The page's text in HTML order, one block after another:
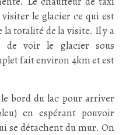
le glacier ce qui est
totalité de la visite. Il y a
de voir le glacier sous
fait environ 4km et est
bord du lac pour arriver
en espérant pouvoir
se détachent du mur. On